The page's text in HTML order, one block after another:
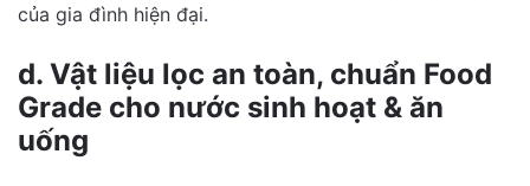
của gia đình hiện đại.
d. Vật liệu lọc an toàn, chuẩn Food
Grade cho nước sinh hoạt & ăn
uống